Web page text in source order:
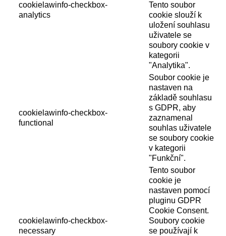
cookielawinfo-checkbox-
analytics
Tento soubor
cookie slouží k
uložení souhlasu
uživatele se
soubory cookie v
kategorii
"Analytika".
cookielawinfo-checkbox-
functional
Soubor cookie je
nastaven na
základě souhlasu
s GDPR, aby
zaznamenal
souhlas uživatele
se soubory cookie
v kategorii
"Funkční".
cookielawinfo-checkbox-
necessary
Tento soubor
cookie je
nastaven pomocí
pluginu GDPR
Cookie Consent.
Soubory cookie
se používají k